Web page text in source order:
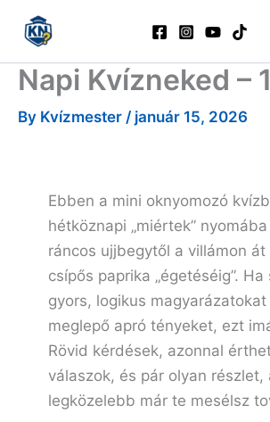
content
Napi Kvízneked –
By Kvízmester / január 15, 2026
Ebben a mini oknyomozó
hétköznapi „miértek”
ráncos ujjbegytől a villámon át
csípős paprika „égetéséig”.
gyors, logikus magyarázatokat
meglepő apró tényeket, ezt
Rövid kérdések, azonnal
válaszok, és pár olyan részlet,
legközelebb már te mesélsz